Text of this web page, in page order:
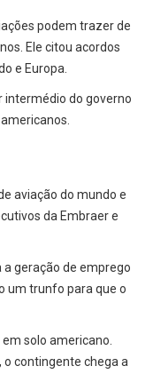
podem trazer de
Ele citou acordos
e Europa.
intermédio do governo
aviação do mundo e
da Embraer e
geração de emprego
um trunfo para que o
solo americano.
o contingente chega a